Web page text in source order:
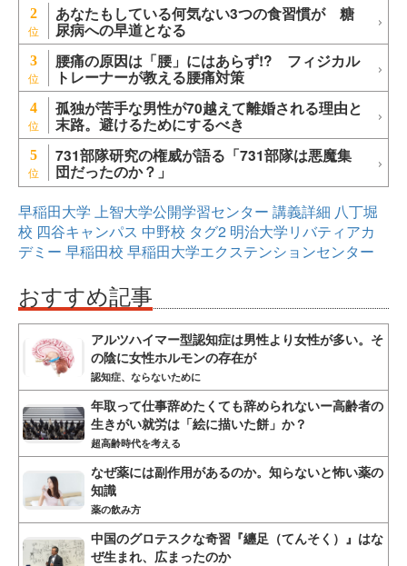
2 あなたもしている何気ない3つの食習慣が 糖
尿病への早道となる
3 腰痛の原因は「腰」にはあらず!? フィジカル
トレーナーが教える腰痛対策
4 孤独が苦手な男性が70越えて離婚される理由と
末路。避けるためにするべき
5 731部隊研究の権威が語る「731部隊は悪魔集
団だったのか？」
早稲田大学 上智大学公開学習センター 講義詳細 八丁堀
校 四谷キャンパス 中野校 タグ2 明治大学リバティアカ
デミー 早稲田校 早稲田大学エクステンションセンター
おすすめ記事
アルツハイマー型認知症は男性より女性が多い。そ
の陰に女性ホルモンの存在が
認知症、ならないために
年取って仕事辞めたくても辞められないー高齢者の
生きがい就労は「絵に描いた餅」か？
超高齢時代を考える
なぜ薬には副作用があるのか。知らないと怖い薬の
知識
薬の飲み方
中国のグロテスクな奇習『纏足（てんそく）』はな
ぜ生まれ、広まったのか